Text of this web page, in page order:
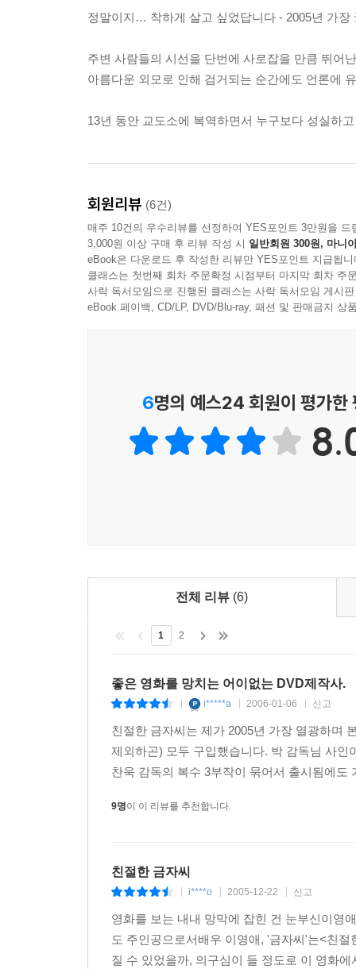
정말이지… 착하게 살고 싶었답니다 - 2005년 가장
주변 사람들의 시선을 단번에 사로잡을 만큼 뛰어
아름다운 외모로 인해 검거되는 순간에도 언론에
13년 동안 교도소에 복역하면서 누구보다 성실하
회원리뷰 (6건)
매주 10건의 우수리뷰를 선정하여 YES포인트 3만원을 드
3,000원 이상 구매 후 리뷰 작성 시 일반회원 300원, 마니
eBook은 다운로드 후 작성한 리뷰만 YES포인트 지급됩니
클래스는 첫번째 회차 주문확정 시점부터 마지막 회차 주
사락 독서모임으로 진행된 클래스는 사락 독서모임 게시
eBook 페이백, CD/LP, DVD/Blu-ray, 패션 및 판매금지 상
6명의 예스24 회원이 평가한
전체 리뷰 (6)
1 2
좋은 영화를 망치는 어이없는 DVD제작사.
i*****a 2006-01-06 신고
친절한 금자씨는 제가 2005년 가장 열광하며
제외하곤) 모두 구입했습니다. 박 감독님 사
찬욱 감독의 복수 3부작이 묶어서 출시됨에
9명이 이 리뷰를 추천합니다.
친절한 금자씨
i****o 2005-12-22 신고
영화를 보는 내내 망막에 잡힌 건 눈부신이영
도 주인공으로서배우 이영애, '금자씨'는<친
질 수 있었을까, 의구심이 들 정도로 이 영화